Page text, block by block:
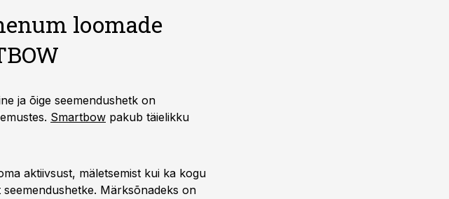
loomade
ja õige seemendushetk on
Smartbow pakub täielikku
aktiivsust, mäletsemist kui ka kogu
Märksõnadeks on